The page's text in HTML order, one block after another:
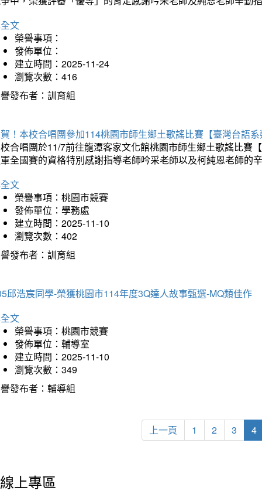
文
榮譽事項：
發佈單位：
建立時間：2025-11-24
瀏覽次數：416
發布者：訓育組
！本校合唱團參加114桃園市師生鄉土歌謠比賽【臺灣台語
合唱團於11/7前往龍潭客家文化館桃園市師生鄉土歌謠比賽
全國賽的資格特別感謝指導老師吟采老師以及柯純恩老師的
文
榮譽事項：桃園市競賽
發佈單位：學務處
建立時間：2025-11-10
瀏覽次數：402
發布者：訓育組
邱浩宸同學-榮獲桃園市114年度3Q達人故事甄選-MQ類佳作
文
榮譽事項：桃園市競賽
發佈單位：輔導室
建立時間：2025-11-10
瀏覽次數：349
發布者：輔導組
上一頁 1 2 3 4
線上專區